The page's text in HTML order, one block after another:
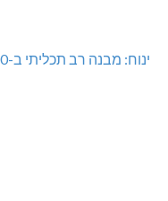
ינוח: מבנה רב תכליתי ב-120 מלש"ח